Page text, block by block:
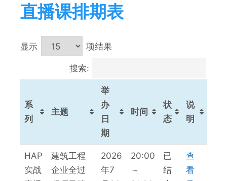
直播课排期表
显示 项结果
搜索:
系
列
主题
举
办
日
期
时间
状
态
说
明
系
列
主题
举
办
时间
状
态
说
明
HAP
实战
建筑工程
企业全过
2026
年7
20:00
～
已
结
查
看